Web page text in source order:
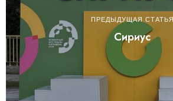
ПРЕДЫДУЩАЯ СТАТЬЯ
Сириус